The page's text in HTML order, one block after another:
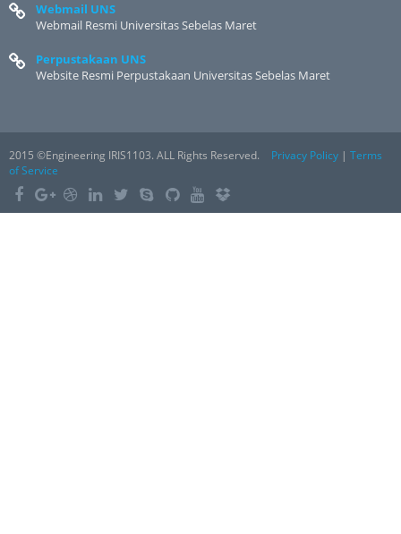
Webmail UNS
Webmail Resmi Universitas Sebelas Maret
Perpustakaan UNS
Website Resmi Perpustakaan Universitas Sebelas Maret
2015 ©Engineering IRIS1103. ALL Rights Reserved. Privacy Policy | Terms
of Service